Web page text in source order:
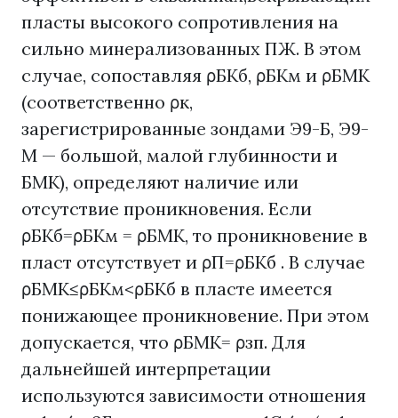
пласты высокого сопротивления на
сильно минерализованных ПЖ. В этом
случае, сопоставляя ρБКб, ρБКм и ρБМК
(соответственно ρк,
зарегистрированные зондами Э9-Б, Э9-
М — большой, малой глубинности и
БМК), определяют наличие или
отсутствие проникновения. Если
ρБКб=ρБКм = ρБМК, то проникновение в
пласт отсутствует и ρП=ρБКб . В случае
ρБМК≤ρБКм<ρБКб в пласте имеется
понижающее проникновение. При этом
допускается, что ρБМК= ρзп. Для
дальнейшей интерпретации
используются зависимости отношения